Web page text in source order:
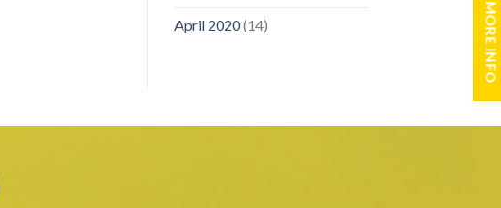
April 2020(14) MORE INFO